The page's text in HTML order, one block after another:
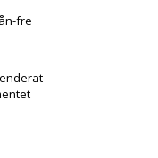
fre